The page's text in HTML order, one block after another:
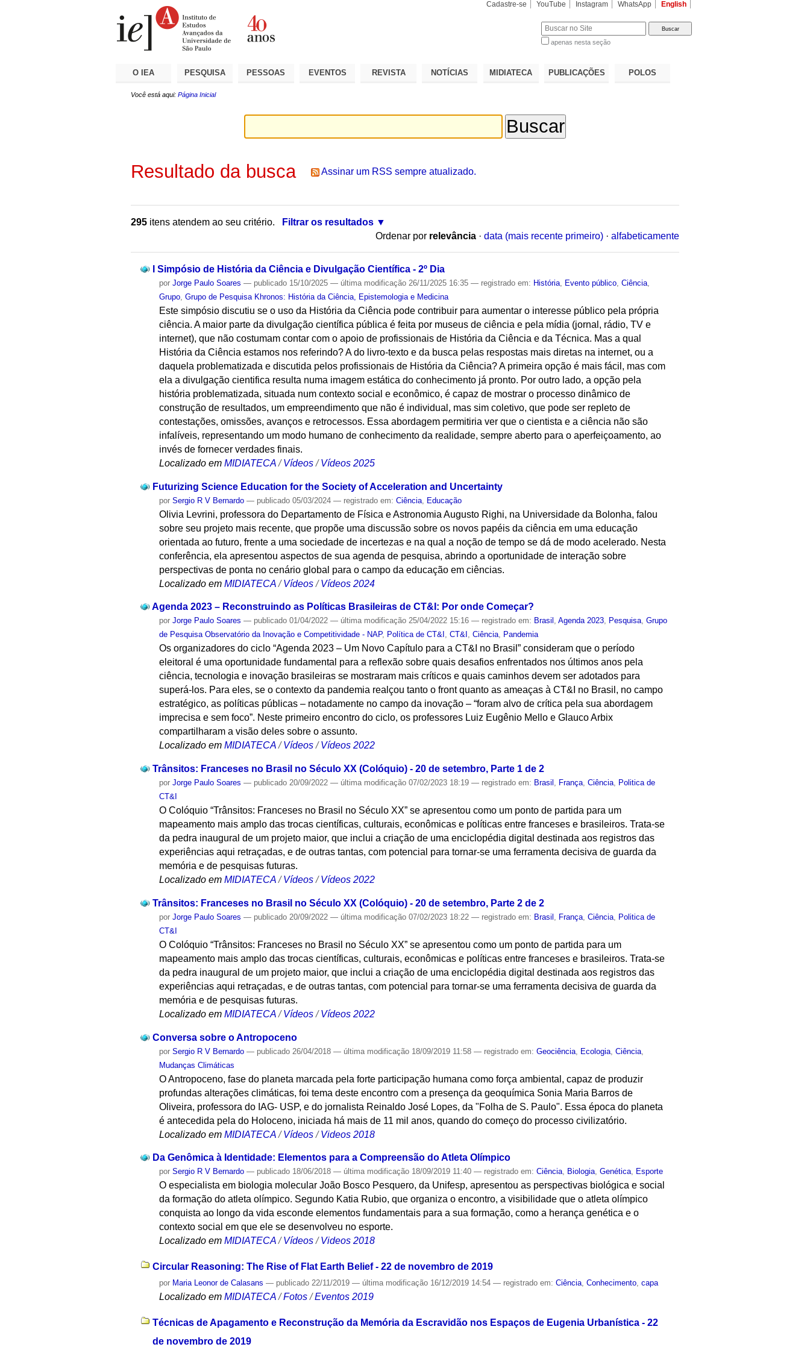
Cadastre-se YouTube Instagram WhatsApp English
apenas nesta seção
O IEA PESQUISA PESSOAS EVENTOS REVISTA NOTÍCIAS MIDIATECA PUBLICAÇÕES POLOS
Você está aqui: Página Inicial
Resultado da busca Assinar um RSS sempre atualizado.
295 itens atendem ao seu critério.
Filtrar os resultados
Ordenar por relevância · data (mais recente primeiro) · alfabeticamente
I Simpósio de História da Ciência e Divulgação Científica - 2º Dia
porJorge Paulo Soares — publicado 15/10/2025— última modificação 26/11/2025 16:35— registrado em: História Evento público ,Ciência
Grupo ,Grupo de Pesquisa Khronos: História da Ciência, Epistemologia e Medicina
Este simpósio discutiu se o uso da História da Ciência pode contribuir para aumentar o interesse público pela própria
ciência. A maior parte da divulgação científica pública é feita por museus de ciência e pela mídia (jornal, rádio, TV e
internet), que não costumam contar com o apoio de profissionais de História da Ciência e da Técnica. Mas a qual
História da Ciência estamos nos referindo? A do livro-texto e da busca pelas respostas mais diretas na internet, ou a
daquela problematizada e discutida pelos profissionais de História da Ciência? A primeira opção é mais fácil, mas com
ela a divulgação cientifica resulta numa imagem estática do conhecimento já pronto. Por outro lado, a opção pela
história problematizada, situada num contexto social e econômico, é capaz de mostrar o processo dinâmico de
construção de resultados, um empreendimento que não é individual, mas sim coletivo, que pode ser repleto de
contestações, omissões, avanços e retrocessos. Essa abordagem permitiria ver que o cientista e a ciência não são
infalíveis, representando um modo humano de conhecimento da realidade, sempre aberto para o aperfeiçoamento, ao
invés de fornecer verdades finais.
Localizado em MIDIATECA /Vídeos /Vídeos 2025
Futurizing Science Education for the Society of Acceleration and Uncertainty
porSergio R V Bernardo — publicado 05/03/2024— registrado em:Ciência Educação
Olivia Levrini, professora do Departamento de Física e Astronomia Augusto Righi, na Universidade da Bolonha, falou
sobre seu projeto mais recente, que propõe uma discussão sobre os novos papéis da ciência em uma educação
orientada ao futuro, frente a uma sociedade de incertezas e na qual a noção de tempo se dá de modo acelerado. Nesta
conferência, ela apresentou aspectos de sua agenda de pesquisa, abrindo a oportunidade de interação sobre
perspectivas de ponta no cenário global para o campo da educação em ciências.
Localizado em MIDIATECA /Vídeos /Vídeos 2024
Agenda 2023 – Reconstruindo as Políticas Brasileiras de CT&I: Por onde Começar?
porJorge Paulo Soares — publicado 01/04/2022— última modificação 25/04/2022 15:16— registrado em: Brasil ,Agenda 2023, Pesquisa,Grupo
de Pesquisa Observatório da Inovação e Competitividade - NAP, Política de CT&I ,CT&I ,Ciência, Pandemia
Os organizadores do ciclo “Agenda 2023 – Um Novo Capítulo para a CT&I no Brasil” consideram que o período
eleitoral é uma oportunidade fundamental para a reflexão sobre quais desafios enfrentados nos últimos anos pela
ciência, tecnologia e inovação brasileiras se mostraram mais críticos e quais caminhos devem ser adotados para
superá-los. Para eles, se o contexto da pandemia realçou tanto o front quanto as ameaças à CT&I no Brasil, no campo
estratégico, as políticas públicas – notadamente no campo da inovação – “foram alvo de crítica pela sua abordagem
imprecisa e sem foco”. Neste primeiro encontro do ciclo, os professores Luiz Eugênio Mello e Glauco Arbix
compartilharam a visão deles sobre o assunto.
Localizado em MIDIATECA /Vídeos /Vídeos 2022
Trânsitos: Franceses no Brasil no Século XX (Colóquio) - 20 de setembro, Parte 1 de 2
porJorge Paulo Soares — publicado 20/09/2022— última modificação 07/02/2023 18:19— registrado em: Brasil , França,Ciência, Politica de
CT&I
O Colóquio “Trânsitos: Franceses no Brasil no Século XX” se apresentou como um ponto de partida para um
mapeamento mais amplo das trocas científicas, culturais, econômicas e políticas entre franceses e brasileiros. Trata-se
da pedra inaugural de um projeto maior, que inclui a criação de uma enciclopédia digital destinada aos registros das
experiências aqui retraçadas, e de outras tantas, com potencial para tornar-se uma ferramenta decisiva de guarda da
memória e de pesquisas futuras.
Localizado em MIDIATECA /Vídeos /Vídeos 2022
Trânsitos: Franceses no Brasil no Século XX (Colóquio) - 20 de setembro, Parte 2 de 2
porJorge Paulo Soares — publicado 20/09/2022— última modificação 07/02/2023 18:22— registrado em: Brasil França ,Ciência
Politica de
CT&I
O Colóquio “Trânsitos: Franceses no Brasil no Século XX” se apresentou como um ponto de partida para um
mapeamento mais amplo das trocas científicas, culturais, econômicas e políticas entre franceses e brasileiros. Trata-se
da pedra inaugural de um projeto maior, que inclui a criação de uma enciclopédia digital destinada aos registros das
experiências aqui retraçadas, e de outras tantas, com potencial para tornar-se uma ferramenta decisiva de guarda da
memória e de pesquisas futuras.
Localizado em MIDIATECA /Vídeos /Vídeos 2022
Conversa sobre o Antropoceno
porSergio R V Bernardo — publicado 26/04/2018— última modificação 18/09/2019 11:58— registrado em:Geociência Ecologia ,Ciência
Mudanças Climáticas
O Antropoceno, fase do planeta marcada pela forte participação humana como força ambiental, capaz de produzir
profundas alterações climáticas, foi tema deste encontro com a presença da geoquímica Sonia Maria Barros de
Oliveira, professora do IAG- USP, e do jornalista Reinaldo José Lopes, da "Folha de S. Paulo". Essa época do planeta
é antecedida pela do Holoceno, iniciada há mais de 11 mil anos, quando do começo do processo civilizatório.
Localizado em MIDIATECA /Vídeos /Videos 2018
Da Genômica à Identidade: Elementos para a Compreensão do Atleta Olímpico
porSergio R V Bernardo — publicado 18/06/2018— última modificação 18/09/2019 11:40— registrado em:Ciência, Biologia,Genética, Esporte
O especialista em biologia molecular João Bosco Pesquero, da Unifesp, apresentou as perspectivas biológica e social
da formação do atleta olímpico. Segundo Katia Rubio, que organiza o encontro, a visibilidade que o atleta olímpico
conquista ao longo da vida esconde elementos fundamentais para a sua formação, como a herança genética e o
contexto social em que ele se desenvolveu no esporte.
Localizado em MIDIATECA /Vídeos /Videos 2018
Circular Reasoning: The Rise of Flat Earth Belief - 22 de novembro de 2019
por Maria Leonor de Calasans — publicado 22/11/2019— última modificação 16/12/2019 14:54— registrado em:Ciência ,Conhecimento ,capa
Localizado em MIDIATECA /Fotos /Eventos 2019
Técnicas de Apagamento e Reconstrução da Memória da Escravidão nos Espaços de Eugenia Urbanística - 22
de novembro de 2019